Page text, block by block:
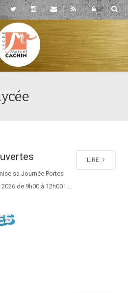
LIRE
sa Journée Portes
de 9h00 à 12h00 ! ...